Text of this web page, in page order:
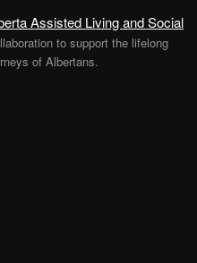
Assisted Living and Social
to support the lifelong
of Albertans.